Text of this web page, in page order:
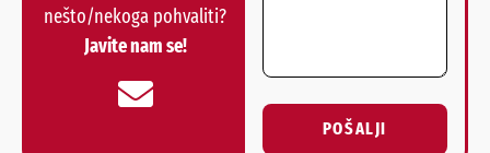
nešto/nekoga pohvaliti?
Javite nam se!
POŠALJI